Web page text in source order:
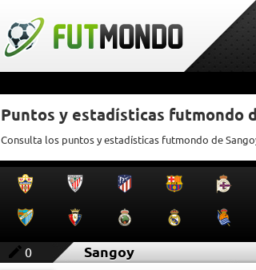
Puntos y estadísticas futmondo
Consulta los puntos y estadísticas futmondo de
0 Sangoy